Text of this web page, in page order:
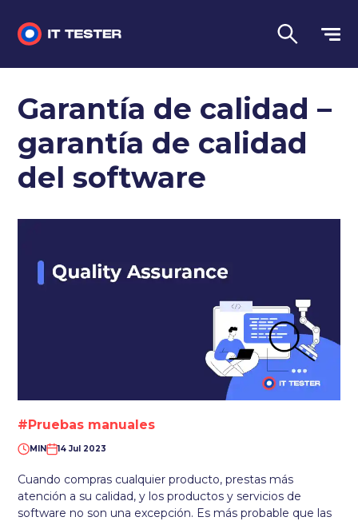
Preguntas de la entrevista
Pruebas de rendimiento
Garantía de calidad –
garantía de calidad
del software
#Pruebas manuales
MIN 14 Jul 2023
Cuando compras cualquier producto, prestas más
atención a su calidad, y los productos y servicios de
software no son una excepción. Es más probable que las